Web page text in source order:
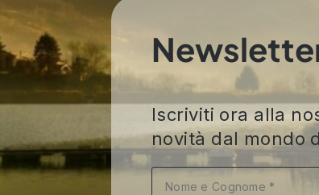
Iscriviti ora alla
novità dal mondo